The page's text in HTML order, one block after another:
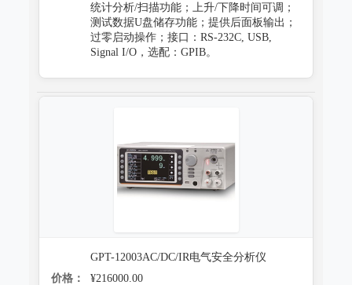
统计分析/扫描功能；上升/下降时间可调；
测试数据U盘储存功能；提供后面板输出；
过零启动操作；接口：RS-232C, USB,
Signal I/O，选配：GPIB。
GPT-12003AC/DC/IR电气安全分析仪
价格：
¥216000.00